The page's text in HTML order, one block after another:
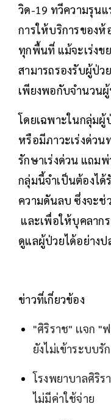
วิด-19 ทวีความรุน
การให้บริการของห้
ทุกพื้นที่ แม้จะเร่งข
สามารถรองรับผู้ป่ว
เพียงพอกับจำนวน
โดยเฉพาะในกลุ่ม
หรือมีภาวะเร่งด่ว
รักษาเร่งด่วน แถม
กลุ่มนี้จำเป็นต้องไ
ความดันลบ ซึ่งจะช่
และเพื่อให้บุคลาก
ดูแลผู้ป่วยได้อย่าง
ข่าวที่เกี่ยวข้อง
"ศิริราช" เเจก "
ยังไม่เข้าระบบรั
โรงพยาบาลศิริ
ไม่มีค่าใช้จ่าย